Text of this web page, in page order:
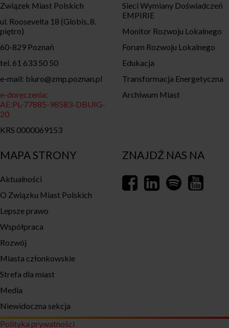
MAPA STRONY
Aktualności
O Związku Miast Polskich
Lepsze prawo
Współpraca
Rozwój
Miasta członkowskie
Strefa dla miast
Media
Niewidoczna sekcja
Związek Miast Polskich
ul. Roosevelta 18 (Globis, 8.
piętro)
60-829 Poznań
tel. 61 633 50 50
e-mail: biuro@zmp.poznan.pl
e-doręczenia:
AE:PL-77885-98583-DBUIG-
20
KRS 0000069153
Sieci Wymiany Doświadczeń
EMPIRIE
Monitor Rozwoju Lokalnego
Forum Rozwoju Lokalnego
Edukacja
Transformacja Energetyczna
Archiwum Miast
ZNAJDŹ NAS NA
Polityka prywatności